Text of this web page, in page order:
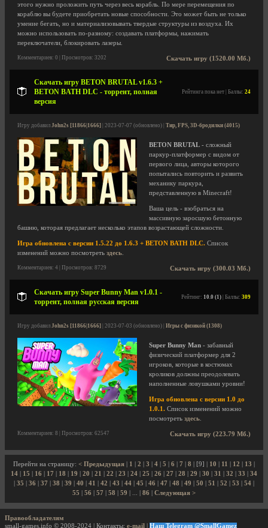
этого нужно проложить путь через весь корабль. По мере перемещения по
кораблю вы будете приобретать новые способности. Это может быть не только
умение бегать, но и материализовывать твердые структуры из воздуха. Их
можно использовать по-разному: создавать платформы, нажимать
переключатели, блокировать лазеры.
Скачать игру (1520.00 Мб.)
Комментариев: 0 | Просмотров: 3202
Скачать игру BETON BRUTAL v1.6.3 +
BETON BATH DLC - торрент, полная
версия
Рейтинга пока нет | Баллы: 24
Игру добавил John2s [11866|1666] | 2023-07-07 (обновлено) | Тир, FPS, 3D-бродилки (4015)
BETON BRUTAL - сложный
паркур-платформер с видом от
первого лица, авторы которого
попытались повторить и развить
механику паркура,
представленную в Minecraft!
Ваша цель - взобраться на
массивную заросшую бетонную
башню, которая предлагает несколько этапов возрастающей сложности.
Игра обновлена с версии 1.5.22 до 1.6.3 + BETON BATH DLC. Список
изменений можно посмотреть здесь
Скачать игру (300.03 Мб.)
Комментариев: 4 | Просмотров: 8729
Скачать игру Super Bunny Man v1.0.1 -
торрент, полная русская версия
Рейтинг: 10.0 (1) | Баллы: 309
Игру добавил John2s [11866|1666] | 2023-07-03 (обновлено) | Игры с физикой (1308)
Super Bunny Man - забавный
физический платформер для 2
игроков, которые в костюмах
кроликов должны преодолевать
наполненные ловушками уровни!
Игра обновлена с версии 1.0 до
1.0.1. Список изменений можно
посмотреть здесь
Скачать игру (223.79 Мб.)
Комментариев: 8 | Просмотров: 62547
Перейти на страницу: < Предыдущая 1 2 3 4 5 6 7 8 | [9] | 10 11 12 13
14
15 16 17 18 19 20 21 22 23 24 25 26 27 28 29 30 31 32 33
34
35 36 37 38 39 40 41 42 43 44 45 46 47 48 49 50 51 52 53 54
55
56 57 58 59 86 Следующая >
Правообладателям
small-games.info © 2008-2024 | Контакты: e-mail Наш Telegram @SmallGamez